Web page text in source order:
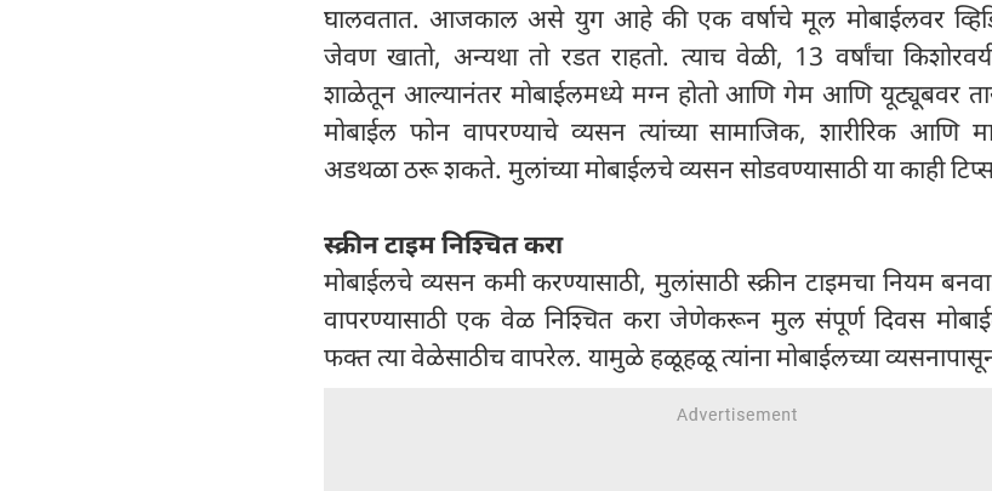
घालवतात. आजकाल असे युग आहे की एक वर्षाचे मूल मोबाईलवर
जेवण खातो, अन्यथा तो रडत राहतो. त्याच वेळी, 13 वर्षांचा
शाळेतून आल्यानंतर मोबाईलमध्ये मग्न होतो आणि गेम आणि यूट्यूबवर
मोबाईल फोन वापरण्याचे व्यसन त्यांच्या सामाजिक, शारीरिक आणि
अडथळा ठरू शकते. मुलांच्या मोबाईलचे व्यसन सोडवण्यासाठी या काही
स्क्रीन टाइम निश्चित करा
मोबाईलचे व्यसन कमी करण्यासाठी, मुलांसाठी स्क्रीन टाइमचा नियम
वापरण्यासाठी एक वेळ निश्चित करा जेणेकरून मुल संपूर्ण दिवस
फक्त त्या वेळेसाठीच वापरेल. यामुळे हळूहळू त्यांना मोबाईलच्या